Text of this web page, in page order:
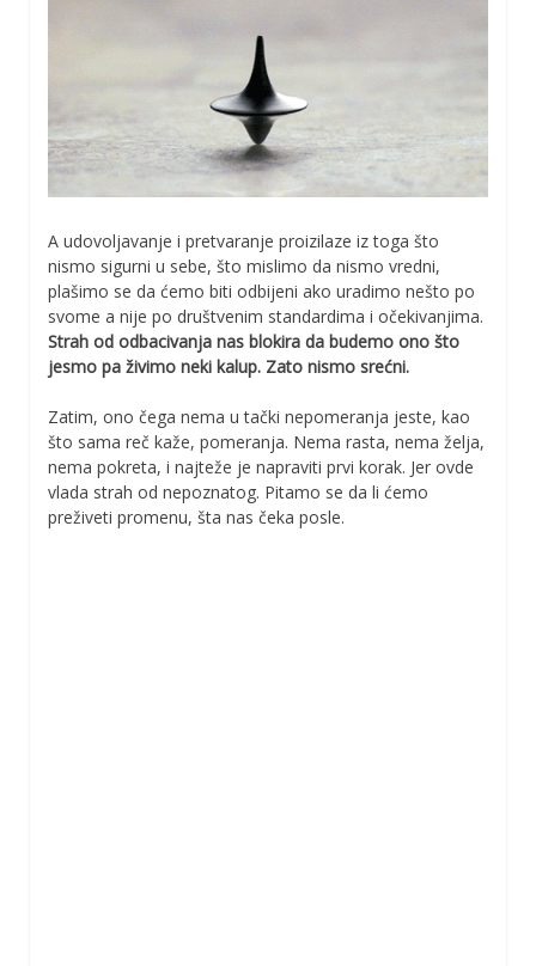
A udovoljavanje i pretvaranje proizilaze iz toga što
nismo sigurni u sebe, što mislimo da nismo vredni,
plašimo se da ćemo biti odbijeni ako uradimo nešto po
svome a nije po društvenim standardima i očekivanjima.
Strah od odbacivanja nas blokira da budemo ono što
jesmo pa živimo neki kalup. Zato nismo srećni.
Zatim, ono čega nema u tački nepomeranja jeste, kao
što sama reč kaže, pomeranja. Nema rasta, nema želja,
nema pokreta, i najteže je napraviti prvi korak. Jer ovde
vlada strah od nepoznatog. Pitamo se da li ćemo
preživeti promenu, šta nas čeka posle.